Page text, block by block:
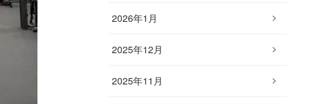
2026年1月
2025年12月
2025年11月